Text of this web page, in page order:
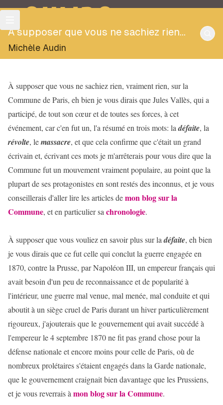
OULIPO
À supposer que vous ne sachiez rien...
Michèle Audin
À supposer que vous ne sachiez rien, vraiment rien, sur la
Commune de Paris, eh bien je vous dirais que Jules Vallès, qui a
participé, de tout son cœur et de toutes ses forces, à cet
événement, car c'en fut un, l'a résumé en trois mots: ladéfaite, la
révolte, lemassacre, et que cela confirme que c'était un grand
écrivain et, écrivant ces mots je m'arrêterais pour vous dire que la
Commune fut un mouvement vraiment populaire, au point que la
plupart de ses protagonistes en sont restés des inconnus, et je vous
conseillerais d'aller lire les articles demon blog sur la
Commune, et en particulier sa chronologie.
À supposer que vous vouliez en savoir plus sur ladéfaite, eh bien
je vous dirais que ce fut celle qui conclut la guerre engagée en
1870, contre la Prusse, par Napoléon III, un empereur français qui
avait besoin d'un peu de reconnaissance et de popularité à
l'intérieur, une guerre mal venue, mal menée, mal conduite et qui
aboutit à un siège cruel de Paris durant un hiver particulièrement
rigoureux, j'ajouterais que le gouvernement qui avait succédé à
l'empereur le 4 septembre 1870 ne fit pas grand chose pour la
défense nationale et encore moins pour celle de Paris, où de
nombreux prolétaires s'étaient engagés dans la Garde nationale,
que le gouvernement craignait bien davantage que les Prussiens,
et je vous reverrais à mon blog sur la Commune.